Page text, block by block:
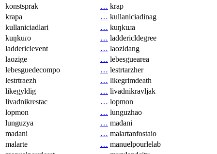
konstsprak
… krap
krapa
… kullaniciadinag
kullaniciadlari
… kuŋkuɹa
kuŋkuɾo
… laddericldegree
laddericlevent
… laozidang
laozige
… lebesguearea
lebesguedecompo
… lestrtarzher
lestrtraezh
… likegrimdeath
likegyldig
… livadnikravljak
livadnikrestac
… lopmon
lopmon
… lunguzhao
lunguzya
… madani
madani
… malartanfostaio
malarte
… manuelpourlelab